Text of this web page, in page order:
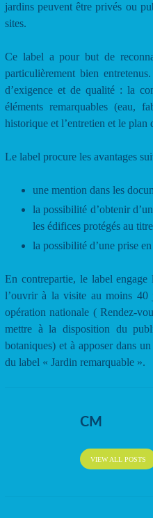
jardins peuvent être privés ou
sites.
Ce label a pour but de
particulièrement bien
d’exigence et de qualité : la
éléments remarquables (eau,
historique et l’entretien et le plan
Le label procure les avantages
une mention dans les
la possibilité d’obtenir
les édifices protégés au
la possibilité d’une prise
En contrepartie, le label
l’ouvrir à la visite au moins 40
opération nationale ( Rendez-
mettre à la disposition du
botaniques) et à apposer dans
du label « Jardin remarquable ».
CM
VIEW ALL POSTS